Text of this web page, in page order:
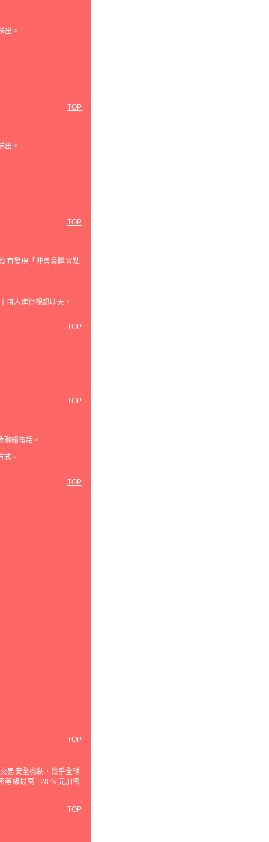
出。
TOP
出。
TOP
有發現「非會員購買點
持人進行視訊聊天。
TOP
TOP
聯絡電話。
式。
TOP
TOP
易安全機制，幾乎全球
等級最高 128 位元加密
TOP